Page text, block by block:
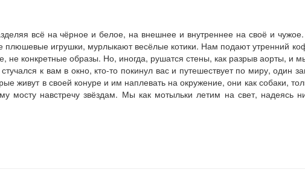
всё на чёрное и белое, на внешнее и внутреннее на своё и
игрушки, мурлыкают весёлые котики. Нам подают утренний
не конкретные образы. Но, иногда, рушатся стены, как разрыв аорты,
к вам в окно, кто-то покинул вас и путешествует по миру, один
живут в своей конуре и им наплевать на окружение, они как собаки,
мосту навстречу звёздам. Мы как мотыльки летим на свет, надеясь